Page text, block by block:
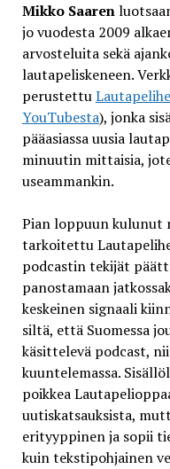
Mikko Saaren
jo vuodesta 2009
arvosteluita sekä
lautapeliskeneen.
perustettu
YouTubesta), jonka
pääasiassa uusia
minuutin mittaisia,
useammankin.
Pian loppuun kulunut
tarkoitettu
podcastin tekijät
panostamaan
keskeinen signaali
siltä, että Suomessa
käsittelevä podcast,
kuuntelemassa.
poikkea
uutiskatsauksista,
erityyppinen ja sopii
kuin tekstipohjainen